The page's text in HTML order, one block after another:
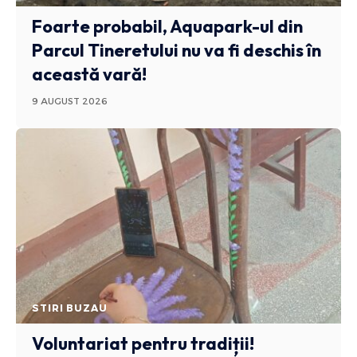
Foarte probabil, Aquapark-ul din
Parcul Tineretului nu va fi deschis în
această vară!
9 AUGUST 2026
STIRI BUZAU
Voluntariat pentru tradiții!